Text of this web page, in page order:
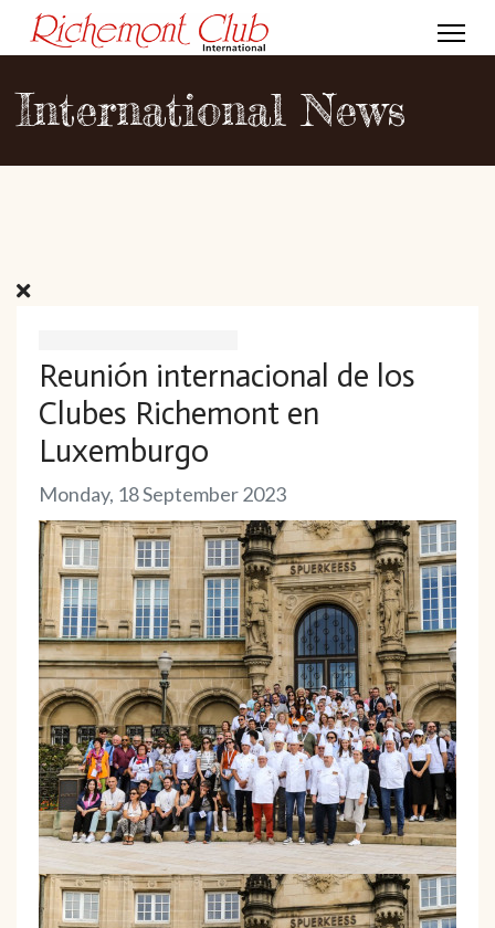
International News
Reunión internacional de los
Clubes Richemont en
Luxemburgo
Monday, 18 September 2023